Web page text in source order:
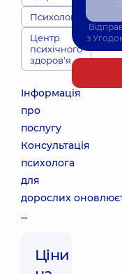
Психологія
Центр
психічного
здоров'я
Інформація
про
послугу
Консультація
психолога
для
дорослих
...
Ціни
з